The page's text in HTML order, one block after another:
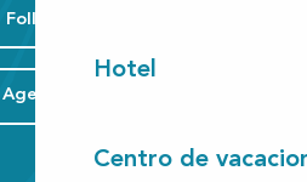
Hotel
Centro de
Folleto
Agenda